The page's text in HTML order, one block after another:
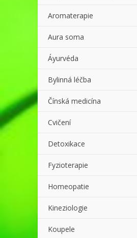
Aromaterapie
Aura soma
Áyurvéda
Bylinná léčba
Čínská medicína
Cvičení
Detoxikace
Fyzioterapie
Homeopatie
Kineziologie
Koupele